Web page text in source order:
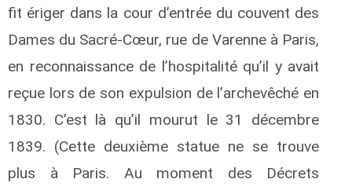
fit ériger dans la cour d’entrée du couvent des
Dames du Sacré-Cœur, rue de Varenne à Paris,
en reconnaissance de l’hospitalité qu’il y avait
reçue lors de son expulsion de l’archevêché en
1830. C’est là qu’il mourut le 31 décembre
1839. (Cette deuxième statue ne se trouve
plus à Paris. Au moment des Décrets